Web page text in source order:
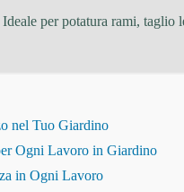
per potatura rami,
nel Tuo Giardino
Ogni Lavoro in Giardino
in Ogni Lavoro